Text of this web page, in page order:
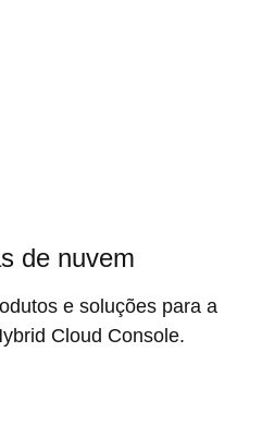
de nuvem
e soluções para a
Cloud Console.